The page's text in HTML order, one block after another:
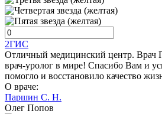
2ГИС
Отличный медицинский центр.
врач-уролог в мире! Спасибо Вам и
помогло и восстановило качество
О враче:
Паршин С. Н.
Олег Попов